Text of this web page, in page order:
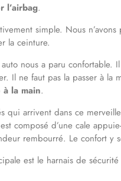
l’airbag.
simple. Nous
la ceinture.
nous a paru confortable.
Il ne faut pas la passer à la
à la main.
qui arrivent dans ce
composé d’une cale
rembourré. Le confort y
est le harnais de